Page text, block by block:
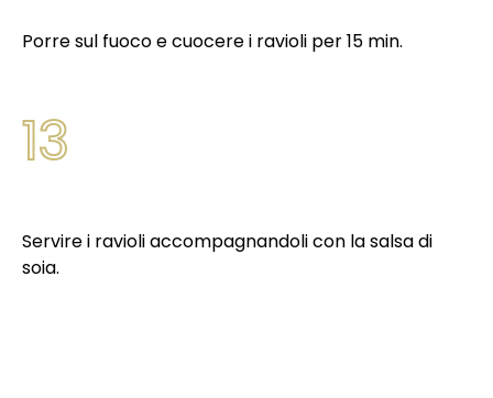
Porre sul fuoco e cuocere i ravioli per 15 min.
13
Servire i ravioli accompagnandoli con la salsa di
soia.